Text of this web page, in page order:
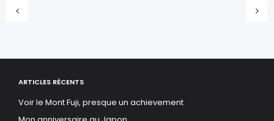
ARTICLES RÉCENTS
Voir le Mont Fuji, presque un achievement